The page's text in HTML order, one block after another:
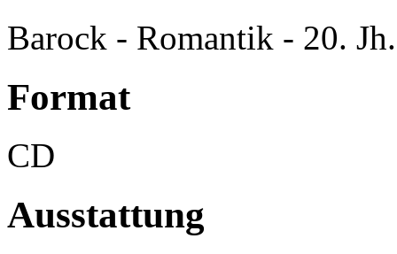
Barock - Romantik - 20.
Format
CD
Ausstattung